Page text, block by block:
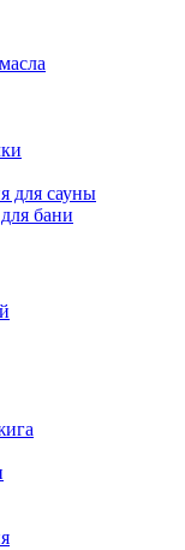
для сауны
бани